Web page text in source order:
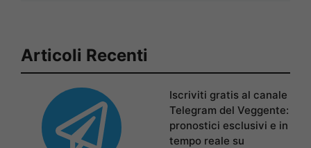
Articoli Recenti
Iscriviti gratis al canale
Telegram del Veggente:
pronostici esclusivi e in
tempo reale su